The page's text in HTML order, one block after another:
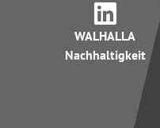
WALHALLA
Nachhaltigkeit